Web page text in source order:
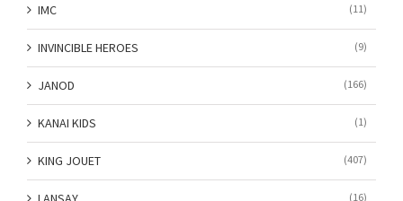
IMC (11)
INVINCIBLE HEROES (9)
JANOD (166)
KANAI KIDS (1)
KING JOUET (407)
(16)